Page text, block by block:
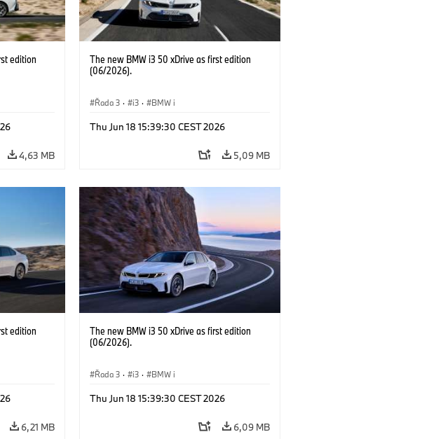
edition
4,63 MB
The new BMW i3 50 xDrive as first edition
(06/2026).
Řada 3 · i3 · BMW i
Thu Jun 18 15:39:30 CEST 2026
5,09 MB
edition
6,21 MB
The new BMW i3 50 xDrive as first edition
(06/2026).
Řada 3 · i3 · BMW i
Thu Jun 18 15:39:30 CEST 2026
6,09 MB